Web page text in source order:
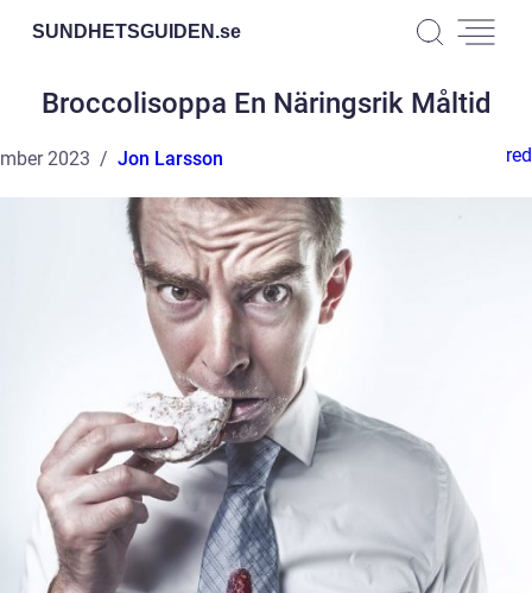
SUNDHETSGUIDEN.se
Broccolisoppa En Näringsrik Måltid
2023 Jon Larsson